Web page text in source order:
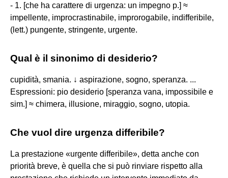
- 1. [che ha carattere di urgenza: un impegno p.] ≈
impellente, improcrastinabile, improrogabile, indifferibile,
(lett.) pungente, stringente, urgente.
Qual è il sinonimo di desiderio?
cupidità, smania. ↓ aspirazione, sogno, speranza. ...
Espressioni: pio desiderio [speranza vana, impossibile e
sim.] ≈ chimera, illusione, miraggio, sogno, utopia.
Che vuol dire urgenza differibile?
La prestazione «urgente differibile», detta anche con
priorità breve, è quella che si può rinviare rispetto alla